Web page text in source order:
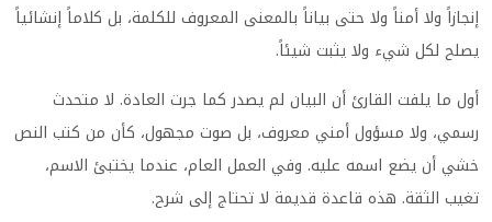
إنجازاً ولا أمناً ولا حتى بياناً بالمعنى المعروف للكلمة، بل كلاماً إنشائياً
يصلح لكل شيء ولا يثبت شيئاً.
أول ما يلفت القارئ أن البيان لم يصدر كما جرت العادة. لا متحدث
رسمي، ولا مسؤول أمني معروف، بل صوت مجهول، كأن من كتب النص
خشي أن يضع اسمه عليه. وفي العمل العام، عندما يختبئ الاسم،
تغيب الثقة. هذه قاعدة قديمة لا تحتاج إلى شرح.